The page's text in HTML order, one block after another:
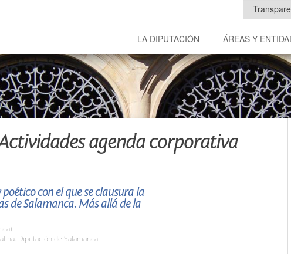
LA DIPUTACIÓN ÁREAS Y
agenda corporativa
con el que se clausura la
de Salamanca. Más allá de la
Diputación de Salamanca.